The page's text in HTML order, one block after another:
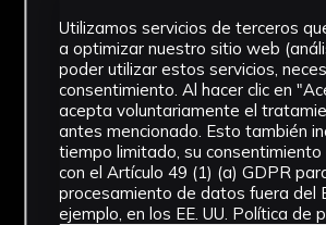
NºCatálogo
FGD-07-0XX-002
Tipología
Documento
Utilizamos servicios de terceros
a optimizar nuestro sitio web
poder utilizar estos servicios,
consentimiento. Al hacer clic en
acepta voluntariamente el
antes mencionado. Esto también
tiempo limitado, su consentimiento
con el Artículo 49 (1) (a) GDPR
procesamiento de datos fuera del
ejemplo, en los EE. UU. Política de